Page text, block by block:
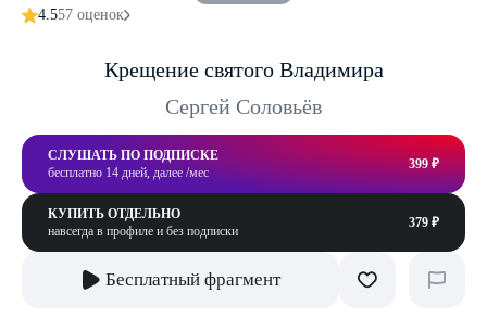
4.557 оценок
Крещение святого Владимира
Сергей Соловьёв
СЛУШАТЬ ПО ПОДПИСКЕ
бесплатно 14 дней, далее /мес
399 ₽
КУПИТЬ ОТДЕЛЬНО
навсегда в профиле и без подписки
379 ₽
Бесплатный фрагмент